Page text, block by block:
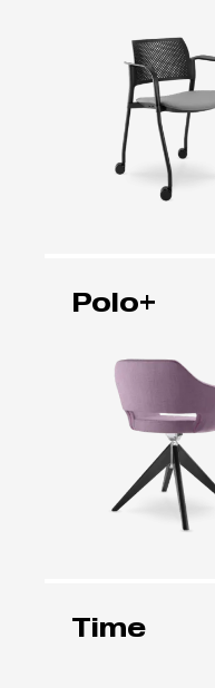
Polo+
Time